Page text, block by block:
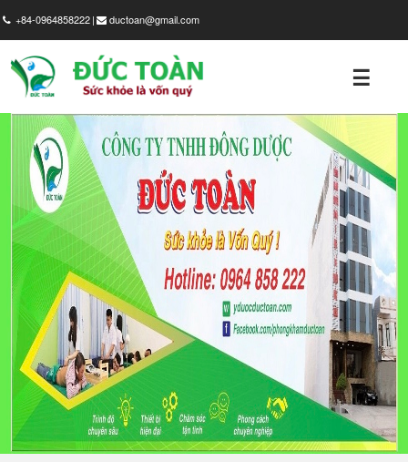
+84-0964858222 ductoan@gmail.com
GIỚI
THIỆU
SẢN
PHẨM
HÌNH
ẢNH
TIN
TỨC
LIÊN
HỆ
☰